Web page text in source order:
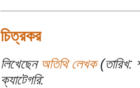
চিত্রকর
লিখেছেন অতিথি লেখক(তারিখ:
ক্যাটেগরি: